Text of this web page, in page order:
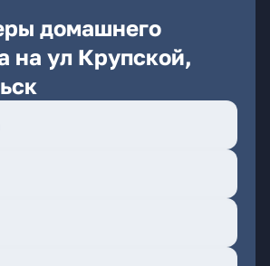
домашнего
на ул Крупской,